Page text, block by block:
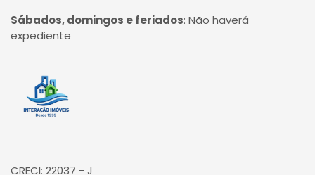
Sábados, domingos e feriados: Não haverá
expediente
Página inicial
CRECI: 22037 - J